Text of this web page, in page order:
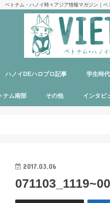
ベトナム・ハノイ時々アジア情報マガジン｜
ベトナム
多国籍料
ハンバー
カフェ
中華料理
日本食
ラーメン
デリバリ
パブ／バ
光
ハノイDEハロプロ記事 学生時
ナム南部 その他 インタビ
2017.03.06